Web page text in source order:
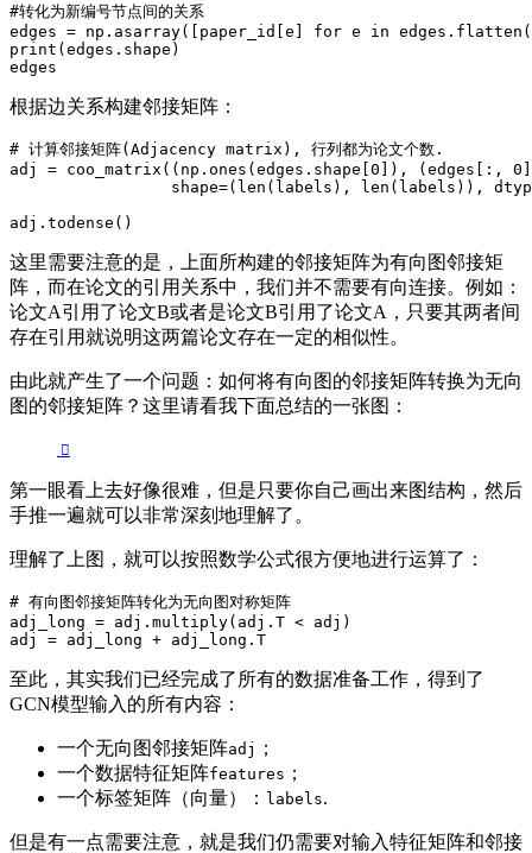
#转化为新编号节点间的关系
edges = np.asarray([paper_id[e] for e in
print(edges.shape)
edges
根据边关系构建邻接矩阵：
# 计算邻接矩阵(Adjacency matrix), 行列都为论文个数.
adj = coo_matrix((np.ones(edges.shape[0]), (edges[:,
shape=(len(labels), len(labels)),
adj.todense()
这里需要注意的是，上面所构建的邻接矩阵为有向图邻接矩
阵，而在论文的引用关系中，我们并不需要有向连接。例如：
论文A引用了论文B或者是论文B引用了论文A，只要其两者间
存在引用就说明这两篇论文存在一定的相似性。
由此就产生了一个问题：如何将有向图的邻接矩阵转换为无向
图的邻接矩阵？这里请看我下面总结的一张图：
第一眼看上去好像很难，但是只要你自己画出来图结构，然后
手推一遍就可以非常深刻地理解了。
理解了上图，就可以按照数学公式很方便地进行运算了：
# 有向图邻接矩阵转化为无向图对称矩阵
adj_long = adj.multiply(adj.T < adj)
adj = adj_long + adj_long.T
至此，其实我们已经完成了所有的数据准备工作，得到了
GCN模型输入的所有内容：
一个无向图邻接矩阵adj
；
一个数据特征矩阵features ；
一个标签矩阵（向量）： labels.
但是有一点需要注意，就是我们仍需要对输入特征矩阵和邻接